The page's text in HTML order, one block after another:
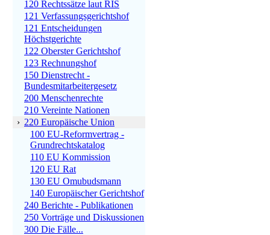
120 Rechtssätze laut RIS
121 Verfassungsgerichtshof
121 Entscheidungen
Höchstgerichte
122 Oberster Gerichtshof
123 Rechnungshof
150 Dienstrecht -
Bundesmitarbeitergesetz
200 Menschenrechte
210 Vereinte Nationen
› 220 Europäische Union
100 EU-Reformvertrag -
Grundrechtskatalog
110 EU Kommission
120 EU Rat
130 EU Omubudsmann
140 Europäischer Gerichtshof
240 Berichte - Publikationen
250 Vorträge und Diskussionen
300 Die Fälle...